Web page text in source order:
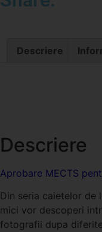
Descriere
Descriere
Aprobare MECTS
Din seria caietelor de
mici vor descoperi
fotografii dupa